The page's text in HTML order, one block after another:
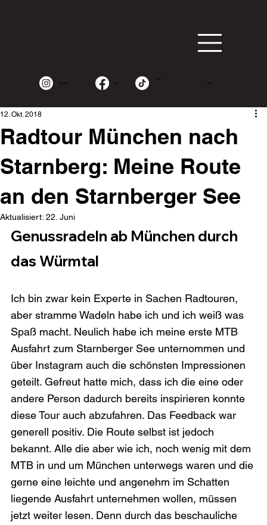
15.2K 2K
1.9K
490
Radtour München nach
Starnberg: Meine Route
an den Starnberger See
12. Okt. 2018
Aktualisiert: 22. Juni
Genussradeln ab München durch
das Würmtal
Ich bin zwar kein Experte in Sachen Radtouren,
aber stramme Wadeln habe ich und ich weiß was
Spaß macht. Neulich habe ich meine erste MTB
Ausfahrt zum Starnberger See unternommen und
über Instagram auch die schönsten Impressionen
geteilt. Gefreut hatte mich, dass ich die eine oder
andere Person dadurch bereits inspirieren konnte
diese Tour auch abzufahren. Das Feedback war
generell positiv. Die Route selbst ist jedoch
bekannt. Alle die aber wie ich, noch wenig mit dem
MTB in und um München unterwegs waren und die
gerne eine leichte und angenehm im Schatten
liegende Ausfahrt unternehmen wollen, müssen
jetzt weiter lesen. Denn durch das beschauliche